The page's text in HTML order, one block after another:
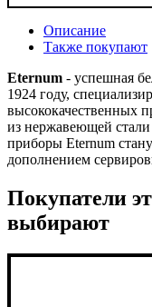
Описание
Также покупают
Eternum - успешная
1924 году,
высококачественных
из нержавеющей
приборы Eternum
дополнением
Покупатели
выбирают